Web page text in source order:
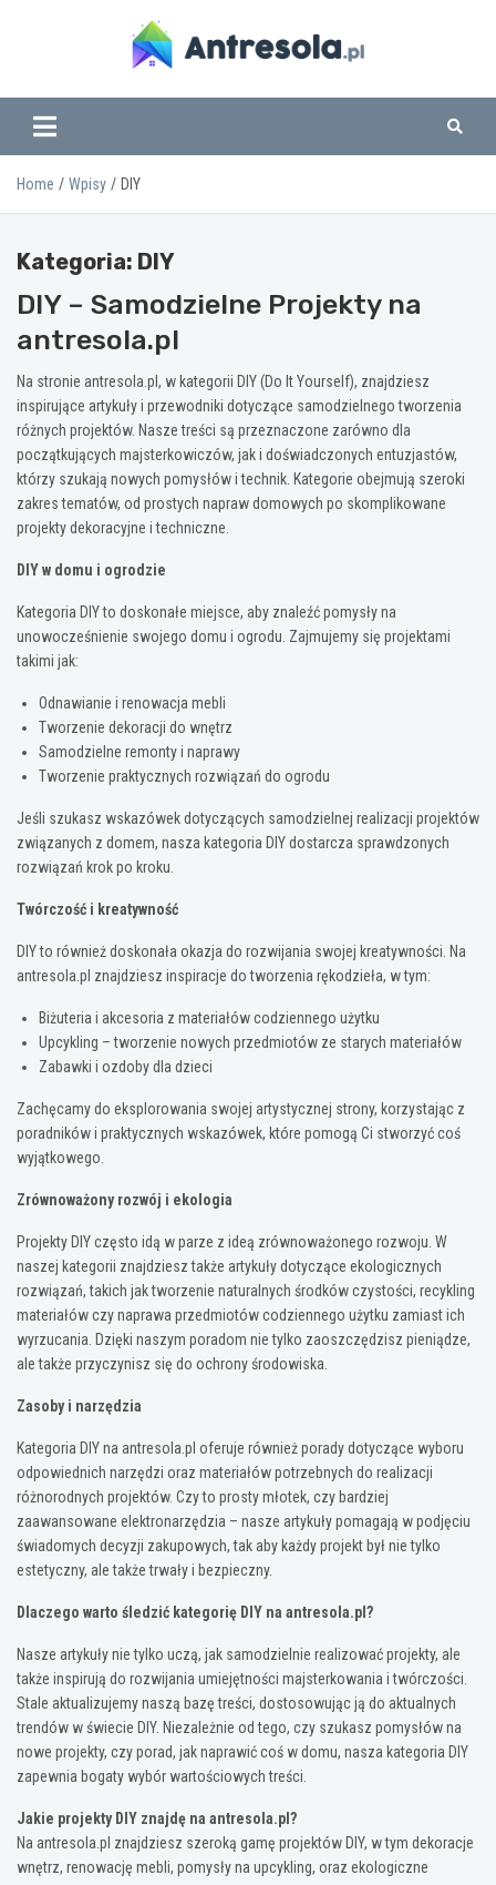
www.antresola.pl
Home Wpisy DIY
Kategoria: DIY
DIY – Samodzielne Projekty na
antresola.pl
Na stronie antresola.pl, w kategorii DIY (Do It Yourself), znajdziesz
inspirujące artykuły i przewodniki dotyczące samodzielnego tworzenia
różnych projektów. Nasze treści są przeznaczone zarówno dla
początkujących majsterkowiczów, jak i doświadczonych entuzjastów,
którzy szukają nowych pomysłów i technik. Kategorie obejmują szeroki
zakres tematów, od prostych napraw domowych po skomplikowane
projekty dekoracyjne i techniczne.
DIY w domu i ogrodzie
Kategoria DIY to doskonałe miejsce, aby znaleźć pomysły na
unowocześnienie swojego domu i ogrodu. Zajmujemy się projektami
takimi jak:
Odnawianie i renowacja mebli
Tworzenie dekoracji do wnętrz
Samodzielne remonty i naprawy
Tworzenie praktycznych rozwiązań do ogrodu
Jeśli szukasz wskazówek dotyczących samodzielnej realizacji projektów
związanych z domem, nasza kategoria DIY dostarcza sprawdzonych
rozwiązań krok po kroku.
Twórczość i kreatywność
DIY to również doskonała okazja do rozwijania swojej kreatywności. Na
antresola.pl znajdziesz inspiracje do tworzenia rękodzieła, w tym:
Biżuteria i akcesoria z materiałów codziennego użytku
Upcykling – tworzenie nowych przedmiotów ze starych materiałów
Zabawki i ozdoby dla dzieci
Zachęcamy do eksplorowania swojej artystycznej strony, korzystając z
poradników i praktycznych wskazówek, które pomogą Ci stworzyć coś
wyjątkowego.
Zrównoważony rozwój i ekologia
Projekty DIY często idą w parze z ideą zrównoważonego rozwoju. W
naszej kategorii znajdziesz także artykuły dotyczące ekologicznych
rozwiązań, takich jak tworzenie naturalnych środków czystości, recykling
materiałów czy naprawa przedmiotów codziennego użytku zamiast ich
wyrzucania. Dzięki naszym poradom nie tylko zaoszczędzisz pieniądze,
ale także przyczynisz się do ochrony środowiska.
Zasoby i narzędzia
Kategoria DIY na antresola.pl oferuje również porady dotyczące wyboru
odpowiednich narzędzi oraz materiałów potrzebnych do realizacji
różnorodnych projektów. Czy to prosty młotek, czy bardziej
zaawansowane elektronarzędzia – nasze artykuły pomagają w podjęciu
świadomych decyzji zakupowych, tak aby każdy projekt był nie tylko
estetyczny, ale także trwały i bezpieczny.
Dlaczego warto śledzić kategorię DIY na antresola.pl?
Nasze artykuły nie tylko uczą, jak samodzielnie realizować projekty, ale
także inspirują do rozwijania umiejętności majsterkowania i twórczości.
Stale aktualizujemy naszą bazę treści, dostosowując ją do aktualnych
trendów w świecie DIY. Niezależnie od tego, czy szukasz pomysłów na
nowe projekty, czy porad, jak naprawić coś w domu, nasza kategoria DIY
zapewnia bogaty wybór wartościowych treści.
Jakie projekty DIY znajdę na antresola.pl?
Na antresola.pl znajdziesz szeroką gamę projektów DIY, w tym dekoracje
wnętrz, renowację mebli, pomysły na upcykling, oraz ekologiczne